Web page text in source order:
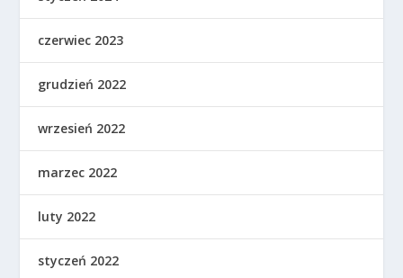
czerwiec 2023
grudzień 2022
wrzesień 2022
marzec 2022
luty 2022
styczeń 2022